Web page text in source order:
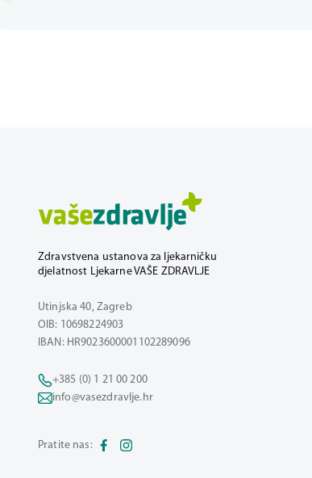
Zdravstvena ustanova za ljekarničku
djelatnost Ljekarne VAŠE ZDRAVLJE
Utinjska 40, Zagreb
OIB: 10698224903
IBAN: HR9023600001102289096
+385 (0) 1 21 00 200
info@vasezdravlje.hr
Pratite nas: